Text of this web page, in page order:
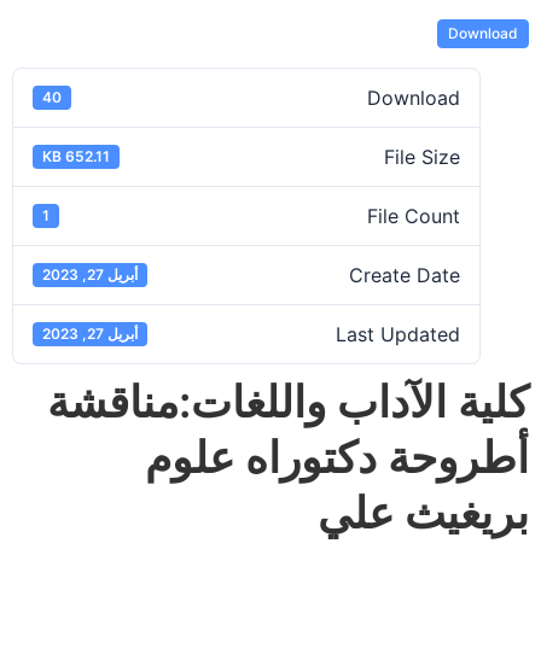
Download
Download
40
File Size
652.11 KB
File Count
1
Create Date أبريل 27, 2023
Last Updated أبريل 27, 2023
كلية الآداب واللغات:مناقشة
أطروحة دكتوراه علوم
بريغيث علي